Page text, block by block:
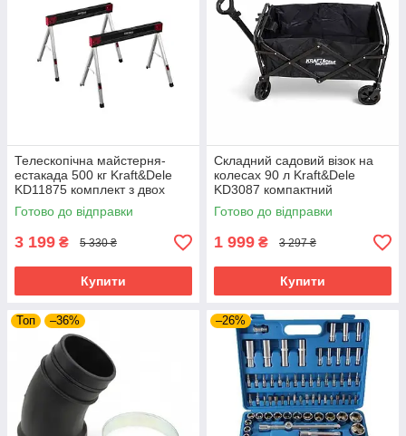
Телескопічна майстерня-
естакада 500 кг Kraft&Dele
KD11875 комплект з двох
регульованих стійок
Готово до відправки
3 199 ₴ 5 330 ₴
Купити
Складний садовий візок на
колесах 90 л Kraft&Dele
KD3087 компактний
транспортний візок
Готово до відправки
1 999 ₴ 3 297 ₴
Купити
Топ –36% –26%